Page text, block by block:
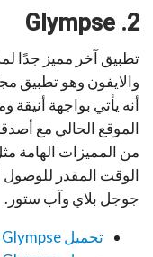
2. Glympse
تطبيق آخر مميز جدًا
والايفون وهو تطبيق
أنه يأتي بواجهة
الموقع الحالي مع
من المميزات الهامة
الوقت المقدر
جوجل بلاي وآب ستور.
تحميل Glympse للأندرويد